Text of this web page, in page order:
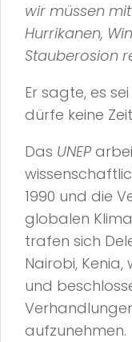
wir müssen
Hurrikanen,
Stauberosion
Er sagte, es
dürfe keine
Das UNEP
1990 und die
globalen
trafen sich
Nairobi, Kenia,
und
aufzunehmen.